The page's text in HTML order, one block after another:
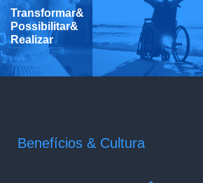
Transformar&
Possibilitar&
Realizar
Benefícios & Cultura